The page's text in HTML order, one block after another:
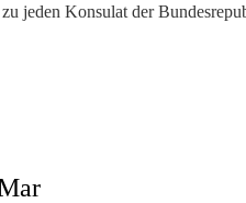
jeden Konsulat der